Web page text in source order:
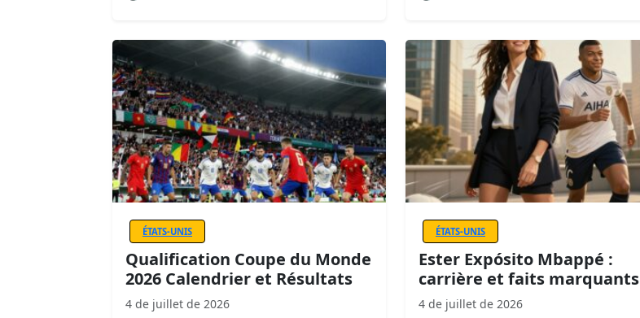
ÉTATS-UNIS
Qualification Coupe du Monde
2026 Calendrier et Résultats
4 de juillet de 2026
ÉTATS-UNIS
Ester Expósito Mbappé :
carrière et faits marquants
4 de juillet de 2026